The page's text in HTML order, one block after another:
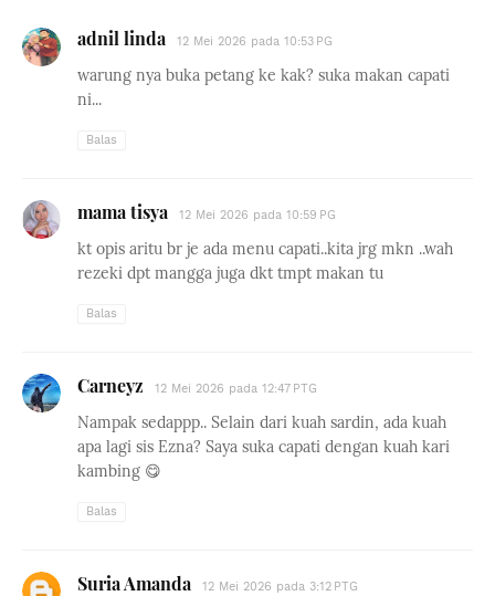
adnil linda 12 Mei 2026 pada 10:53 PG
warung nya buka petang ke kak? suka makan capati
ni...
Balas
mama tisya 12 Mei 2026 pada 10:59 PG
kt opis aritu br je ada menu capati..kita jrg mkn ..wah
rezeki dpt mangga juga dkt tmpt makan tu
Balas
Carneyz 12 Mei 2026 pada 12:47 PTG
Nampak sedappp.. Selain dari kuah sardin, ada kuah
apa lagi sis Ezna? Saya suka capati dengan kuah kari
kambing 😋
Balas
Suria Amanda 12 Mei 2026 pada 3:12 PTG